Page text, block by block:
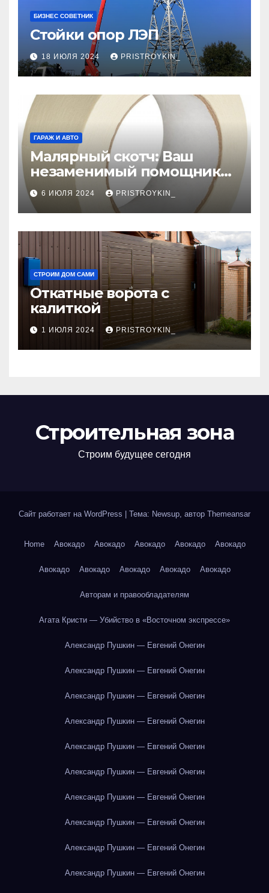
БИЗНЕС СОВЕТНИК
Стойки опор ЛЭП
18 ИЮЛЯ 2024 PRISTROYKIN_
ГАРАЖ И АВТО
Малярный скотч: Ваш
незаменимый помощник
при ремонтных работах
6 ИЮЛЯ 2024 PRISTROYKIN_
СТРОИМ ДОМ САМИ
Откатные ворота с
калиткой
1 ИЮЛЯ 2024 PRISTROYKIN_
Строительная зона
Строим будущее сегодня
Сайт работает на WordPress Тема: Newsup, автор Themeansar
Home Авокадо Авокадо Авокадо Авокадо Авокадо
Авокадо Авокадо Авокадо Авокадо Авокадо
Авторам и правообладателям
Агата Кристи — Убийство в «Восточном экспрессе»
Александр Пушкин — Евгений Онегин
Александр Пушкин — Евгений Онегин
Александр Пушкин — Евгений Онегин
Александр Пушкин — Евгений Онегин
Александр Пушкин — Евгений Онегин
Александр Пушкин — Евгений Онегин
Александр Пушкин — Евгений Онегин
Александр Пушкин — Евгений Онегин
Александр Пушкин — Евгений Онегин
Александр Пушкин — Евгений Онегин